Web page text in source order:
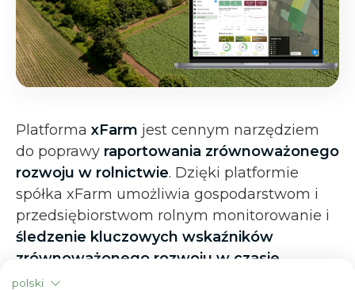
Platforma xFarm jest cennym narzędziem
do poprawy raportowania zrównoważonego
rozwoju w rolnictwie. Dzięki platformie
spółka xFarm umożliwia gospodarstwom i
przedsiębiorstwom rolnym monitorowanie i
śledzenie kluczowych wskaźników
zrównoważonego rozwoju w czasie
rzeczywistym
polski